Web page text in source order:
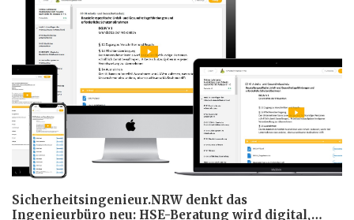
Sicherheitsingenieur.NRW denkt das
Ingenieurbüro neu: HSE-Beratung wird digital,